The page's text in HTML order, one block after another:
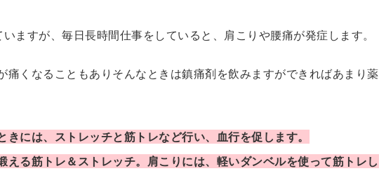
ますが、毎日長時間仕事をしていると、肩こりや腰痛が発症します。
痛くなることもありそんなときは鎮痛剤を飲みますができればあまり薬
きには、ストレッチと筋トレなど行い、血行を促します。
える筋トレ＆ストレッチ。肩こりには、軽いダンベルを使って筋トレし